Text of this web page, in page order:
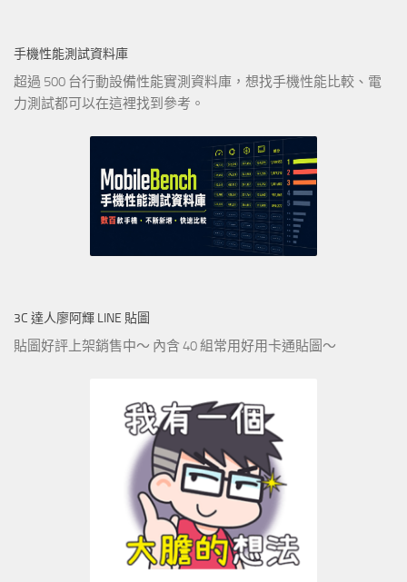
手機性能測試資料庫
超過 500 台行動設備性能實測資料庫，想找手機性能比較、電
力測試都可以在這裡找到參考。
3C 達人廖阿輝 LINE 貼圖
貼圖好評上架銷售中～ 內含 40 組常用好用卡通貼圖～